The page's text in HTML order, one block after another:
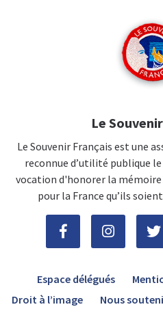
Le
Le Souvenir Français est une
reconnue d’utilité publique
vocation d'honorer la
pour la France qu’ils
Espace délégués
Droit à l’image
Nous